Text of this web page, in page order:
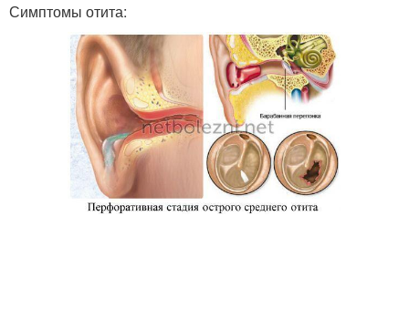
Симптомы отита: